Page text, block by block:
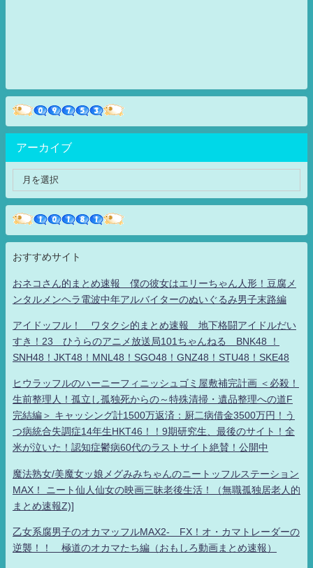
アーカイブ
おすすめサイト
おネコさん的まとめ速報 僕の彼女はエリーちゃん人形！豆腐メ
ンタルメンヘラ電波中年アルバイターのぬいぐるみ男子末路編
アイドッフル！ ワタクシ的まとめ速報 地下格闘アイドルだい
すき！23 ひうらのアニメ放送局101ちゃんねる BNK48 ！
SNH48！JKT48！MNL48！SGO48！GNZ48！STU48！SKE48
ヒウラッフルのハーニーフィニッシュゴミ屋敷補完計画 ＜必殺！
生前整理人！孤立し孤独死からの～特殊清掃・遺品整理への道F
完結編＞ キャッシング計1500万返済：厨二病借金3500万円！う
つ病統合失調症14年生HKT46！！9期研究生、最後のサイト！全
米が泣いた！認知症鬱病60代のラストサイト絶賛！公開中
魔法熟女/美魔女ッ娘メグみみちゃんのニートッフルステーション
MAX！ ニート仙人仙女の映画三昧老後生活！（無職孤独居老人的
まとめ速報Z)]
乙女系腐男子のオカマッフルMAX2- FX！オ・カマトレーダーの
逆襲！！ 極道のオカマたち編（おもしろ動画まとめ速報）